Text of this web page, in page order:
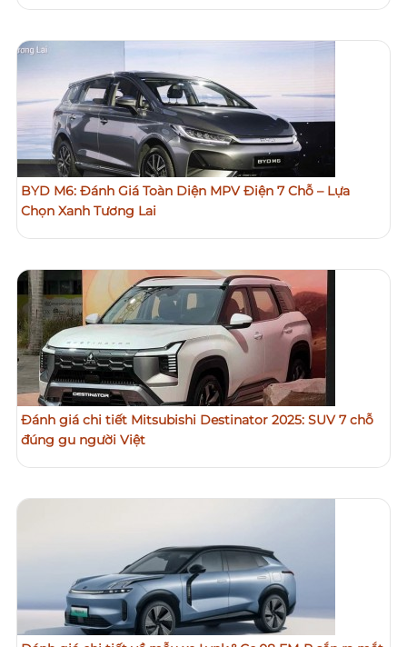
BYD M6: Đánh Giá Toàn Diện MPV Điện 7 Chỗ – Lựa
Chọn Xanh Tương Lai
Đánh giá chi tiết Mitsubishi Destinator 2025: SUV 7 chỗ
đúng gu người Việt